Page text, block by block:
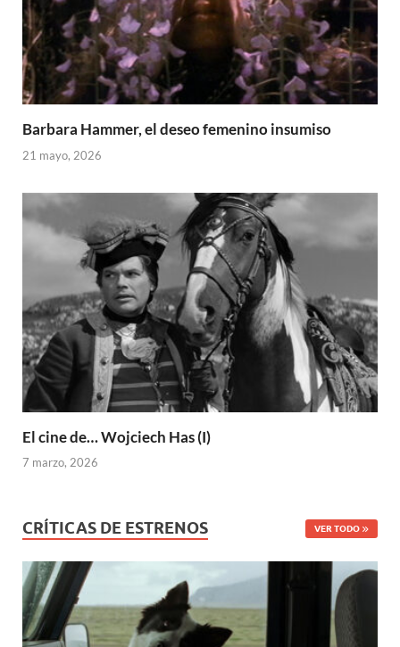
Barbara Hammer, el deseo femenino insumiso
21 mayo, 2026
El cine de… Wojciech Has (I)
7 marzo, 2026
CRÍTICAS DE ESTRENOS VER TODO